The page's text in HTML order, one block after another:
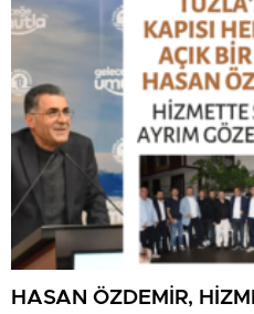
HASAN ÖZDEMİR,